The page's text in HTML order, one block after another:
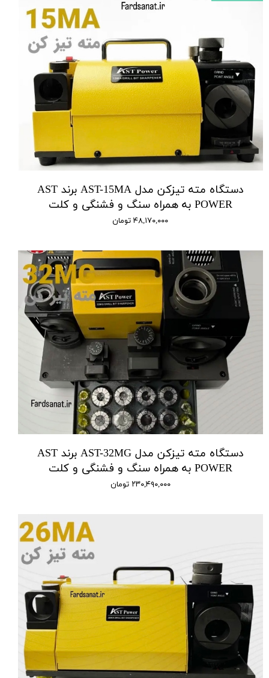
دستگاه مته تیزکن مدل AST-15MA برند AST
POWER به همراه سنگ و فشنگی و کلت
۴۸,۱۷۰,۰۰۰ تومان
دستگاه مته تیزکن مدل AST-32MG برند AST
POWER به همراه سنگ و فشنگی و کلت
۲۳۰,۴۹۰,۰۰۰ تومان